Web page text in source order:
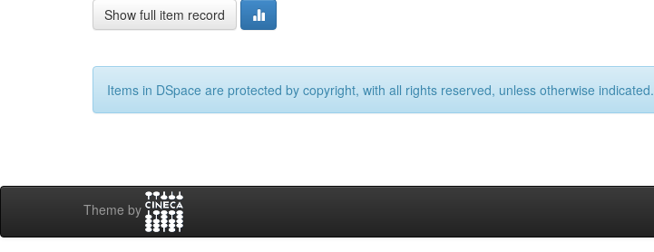
Show full item record
Items in DSpace are protected by copyright, with all rights reserved, unless otherwise indicated.
Theme by